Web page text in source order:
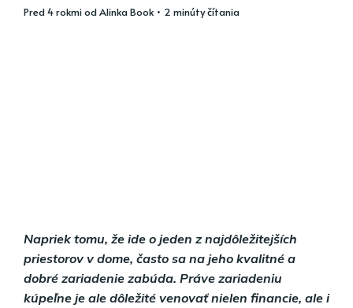
pred 4 rokmiodAlinka Book • 2 minúty čítania
Napriek tomu, že ide o jeden z najdôležitejších
priestorov v dome, často sa na jeho kvalitné a
dobré zariadenie zabúda. Práve zariadeniu
kúpeľne je ale dôležité venovať nielen financie, ale i